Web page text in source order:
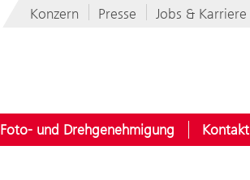
Konzern Presse Jobs & Karriere
Foto- und Drehgenehmigung Kontakt